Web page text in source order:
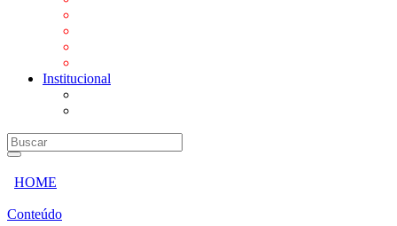
Institucional
HOME
Conteúdo